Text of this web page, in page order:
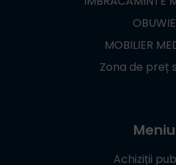
OBUWIE
MOBILIER
Zona de preț
Meniu
Achiziții